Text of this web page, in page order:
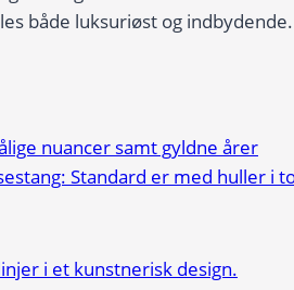
både luksuriøst og indbydende.